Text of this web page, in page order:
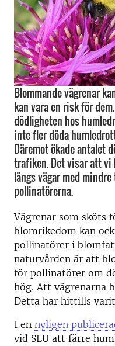
Blommande vägrenar
kan vara en risk för
dödligheten hos
inte fler döda
Däremot ökade antalet
trafiken. Det visar att
längs vägar med
pollinatörerna.
Vägrenar som sköts
blomrikedom kan
pollinatörer i
naturvården är att
för pollinatörer om
hög. Att vägrenarna
Detta har hittills
I en nyligen
vid SLU att färre